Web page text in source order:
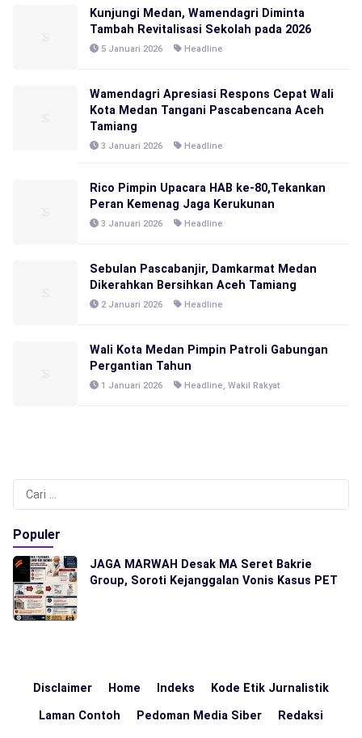
Kunjungi Medan, Wamendagri Diminta
Tambah Revitalisasi Sekolah pada 2026
5 Januari 2026 Headline
Wamendagri Apresiasi Respons Cepat Wali
Kota Medan Tangani Pascabencana Aceh
Tamiang
3 Januari 2026 Headline
Rico Pimpin Upacara HAB ke-80,Tekankan
Peran Kemenag Jaga Kerukunan
3 Januari 2026 Headline
Sebulan Pascabanjir, Damkarmat Medan
Dikerahkan Bersihkan Aceh Tamiang
2 Januari 2026 Headline
Wali Kota Medan Pimpin Patroli Gabungan
Pergantian Tahun
1 Januari 2026 Headline, Wakil Rakyat
Cari
untuk:
Populer
JAGA MARWAH Desak MA Seret Bakrie
Group, Soroti Kejanggalan Vonis Kasus PET
Disclaimer Home Indeks Kode Etik Jurnalistik
Laman Contoh Pedoman Media Siber Redaksi